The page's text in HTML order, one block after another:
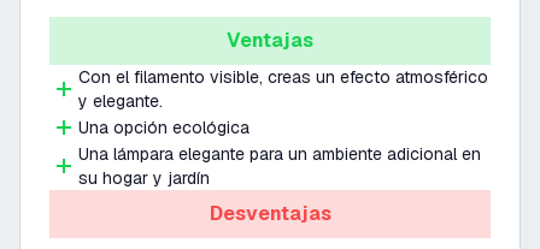
Ventajas
Con el filamento visible, creas un efecto atmosférico
y elegante.
Una opción ecológica
Una lámpara elegante para un ambiente adicional en
su hogar y jardín
Desventajas